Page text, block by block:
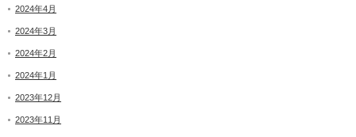
2024年4月
2024年3月
2024年2月
2024年1月
2023年12月
2023年11月